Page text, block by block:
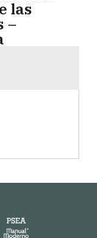
las
–